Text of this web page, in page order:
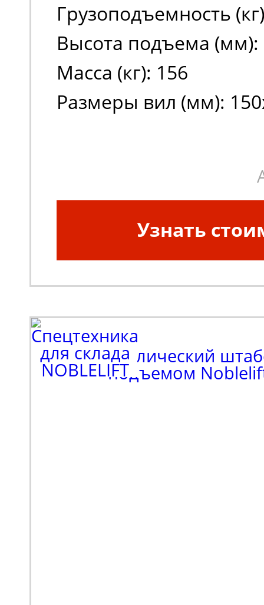
Грузоподъемность
Высота подъема (мм):
Масса (кг): 156
Размеры вил (мм):
Узнать